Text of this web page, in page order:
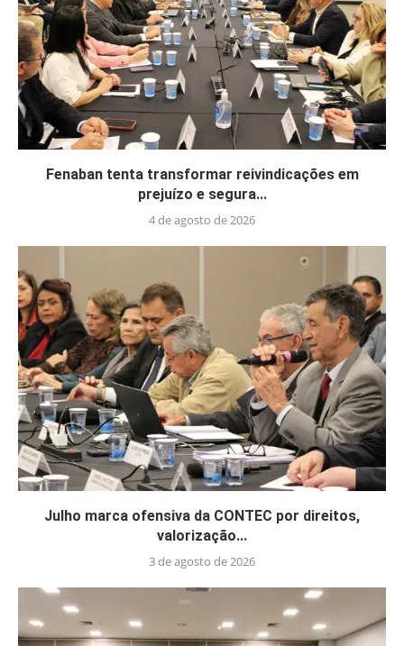
Fenaban tenta transformar reivindicações em
prejuízo e segura...
4 de agosto de 2026
Julho marca ofensiva da CONTEC por direitos,
valorização...
3 de agosto de 2026